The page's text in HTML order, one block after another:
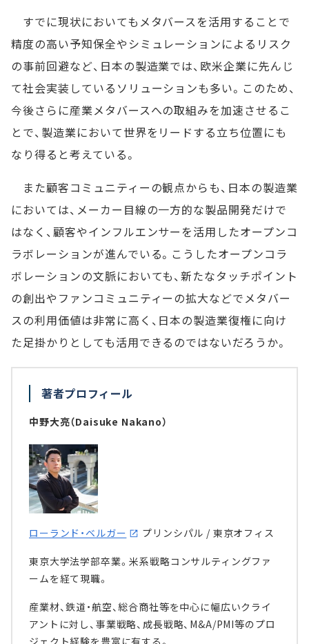
すでに現状においてもメタバースを活用することで
精度の高い予知保全やシミュレーションによるリスク
の事前回避など、日本の製造業では、欧米企業に先んじ
て社会実装しているソリューションも多い。このため、
今後さらに産業メタバースへの取組みを加速させるこ
とで、製造業において世界をリードする立ち位置にも
なり得ると考えている。
また顧客コミュニティーの観点からも、日本の製造業
においては、メーカー目線の一方的な製品開発だけで
はなく、顧客やインフルエンサーを活用したオープンコ
ラボレーションが進んでいる。こうしたオープンコラ
ボレーションの文脈においても、新たなタッチポイント
の創出やファンコミュニティーの拡大などでメタバー
スの利用価値は非常に高く、日本の製造業復権に向け
た足掛かりとしても活用できるのではないだろうか。
著者プロフィール
中野大亮（Daisuke Nakano）
ローランド・ベルガー プリンシパル / 東京オフィス
東京大学法学部卒業。米系戦略コンサルティングファ
ームを経て現職。
産業材、鉄道・航空、総合商社等を中心に幅広いクライ
アントに対し、事業戦略、成長戦略、M&A/PMI等のプロ
ジェクト経験を豊富に有する。